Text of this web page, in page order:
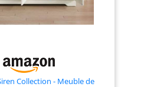
Collection - Meuble de